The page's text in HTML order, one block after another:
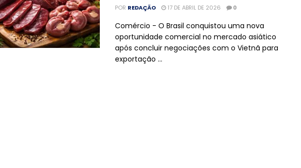
POR REDAÇÃO 17 DE ABRIL DE 2026 0
Comércio - O Brasil conquistou uma nova
oportunidade comercial no mercado asiático
após concluir negociações com o Vietnã para
exportação ...